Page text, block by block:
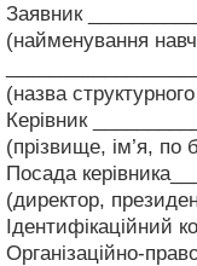
Заявник
(найменування
(назва
Керівник
(прізвище, ім’я, по
Посада
(директор,
Ідентифікаційний
Організаційно-